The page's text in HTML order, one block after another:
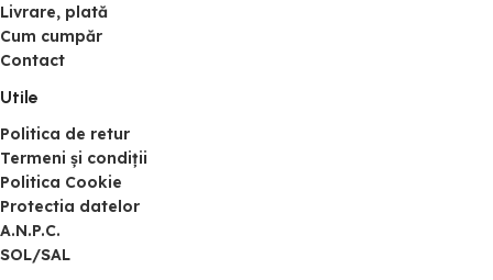
Livrare, plată
Cum cumpăr
Contact
Utile
Politica de retur
Termeni și condiții
Politica Cookie
Protectia datelor
A.N.P.C.
SOL/SAL